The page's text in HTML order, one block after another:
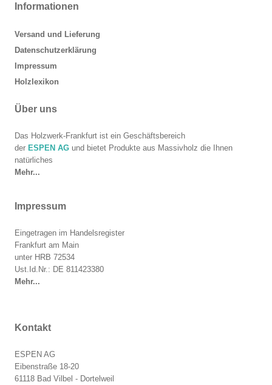
Informationen
Versand und Lieferung
Datenschutzerklärung
Impressum
Holzlexikon
Über uns
Das Holzwerk-Frankfurt ist ein Geschäftsbereich
der ESPEN AG und bietet Produkte aus Massivholz die Ihnen
natürliches
Mehr...
Impressum
Eingetragen im Handelsregister
Frankfurt am Main
unter HRB 72534
Ust.Id.Nr.: DE 811423380
Mehr...
Kontakt
ESPEN AG
Eibenstraße 18-20
61118 Bad Vilbel - Dortelweil